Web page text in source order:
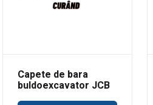
Capete de bara
buldoexcavator JCB